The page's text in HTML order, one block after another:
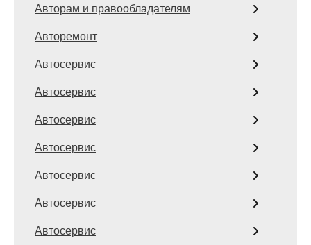
Авторам и правообладателям
Авторемонт
Автосервис
Автосервис
Автосервис
Автосервис
Автосервис
Автосервис
Автосервис